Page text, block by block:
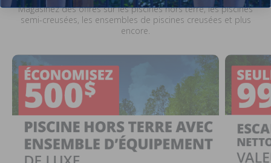
Magasinez des offres sur les piscines hors terre, les piscines
semi-creusées, les ensembles de piscines creusées et plus
encore.